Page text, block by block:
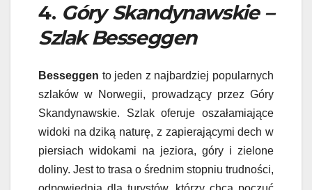
4. Góry Skandynawskie –
Szlak Besseggen
Besseggen to jeden z najbardziej popularnych
szlaków w Norwegii, prowadzący przez Góry
Skandynawskie. Szlak oferuje oszałamiające
widoki na dziką naturę, z zapierającymi dech w
piersiach widokami na jeziora, góry i zielone
doliny. Jest to trasa o średnim stopniu trudności,